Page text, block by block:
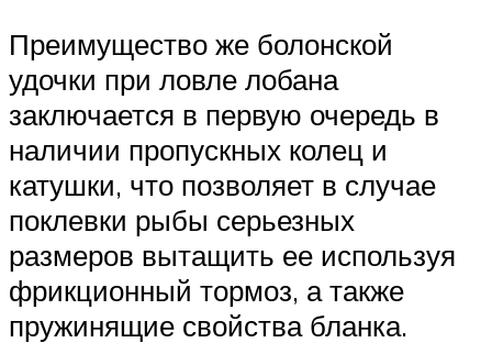
Преимущество же болонской
удочки при ловле лобана
заключается в первую очередь в
наличии пропускных колец и
катушки, что позволяет в случае
поклевки рыбы серьезных
размеров вытащить ее используя
фрикционный тормоз, а также
пружинящие свойства бланка.